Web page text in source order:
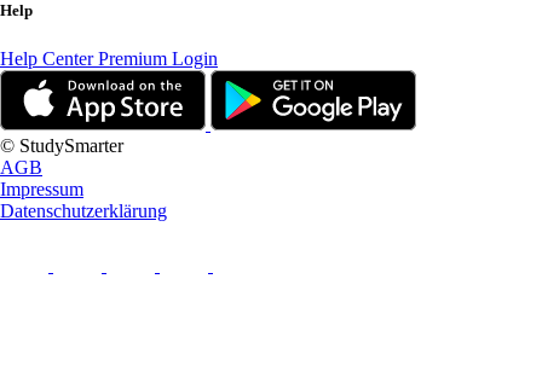
Help
Help CenterPremium Login
© StudySmarter
AGB
Impressum
Datenschutzerklärung